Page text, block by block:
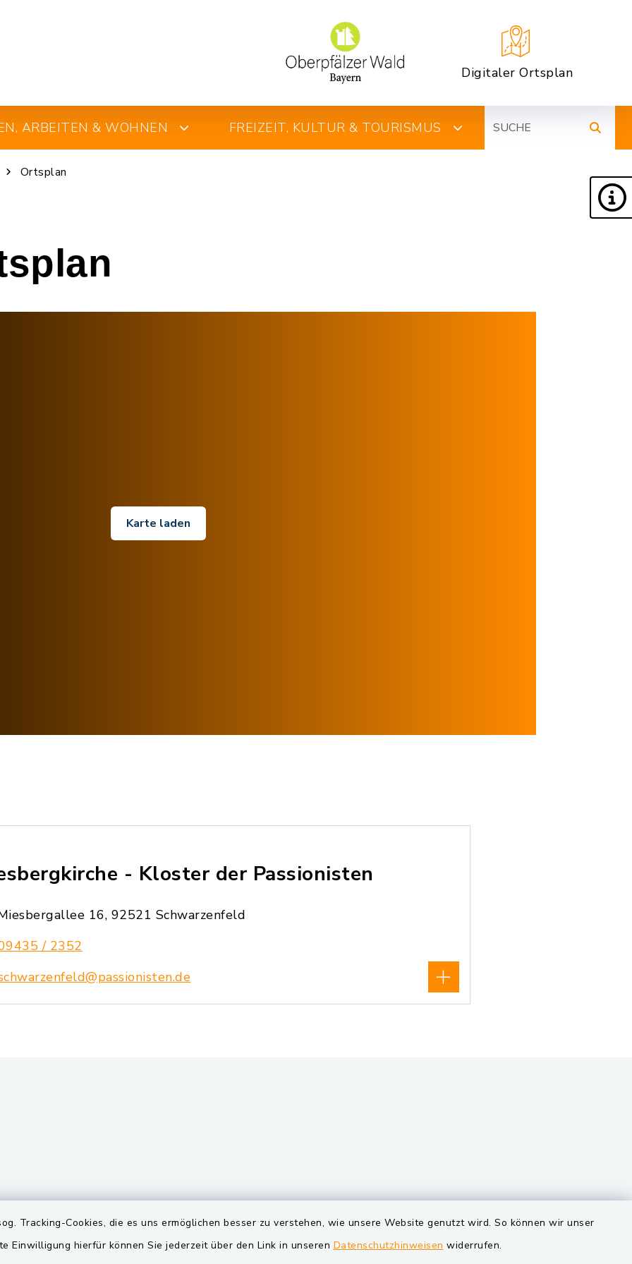
Tracking-Cookies, die es uns ermöglichen besser zu verstehen, wie unsere Website genutzt wird. So können wir unser
Einwilligung hierfür können Sie jederzeit über den Link in unseren Datenschutzhinweisen widerrufen.
Digitaler Ortsplan
ARBEITEN & WOHNEN FREIZEIT, KULTUR & TOURISMUS
Ortsplan
Karte laden
- Kloster der Passionisten
16, 92521 Schwarzenfeld
/ 2352
Quicklinks VG und Gemeinden
Markt Schwarzenfeld